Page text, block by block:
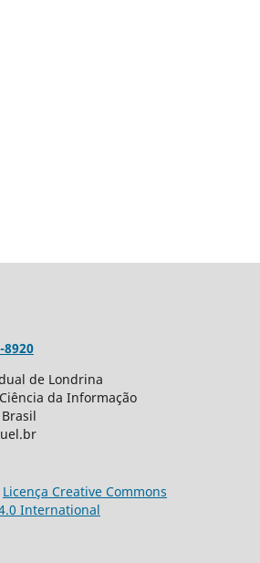
8920
de Londrina
da Informação
Licença Creative Commons
International